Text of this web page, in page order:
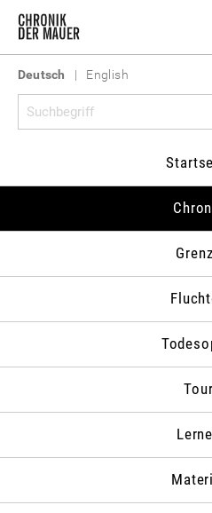
Deutsch | English
Tour
17. JANUAR 1979
Der wehrpolitische Unterricht
Interesse der Schüler. Das